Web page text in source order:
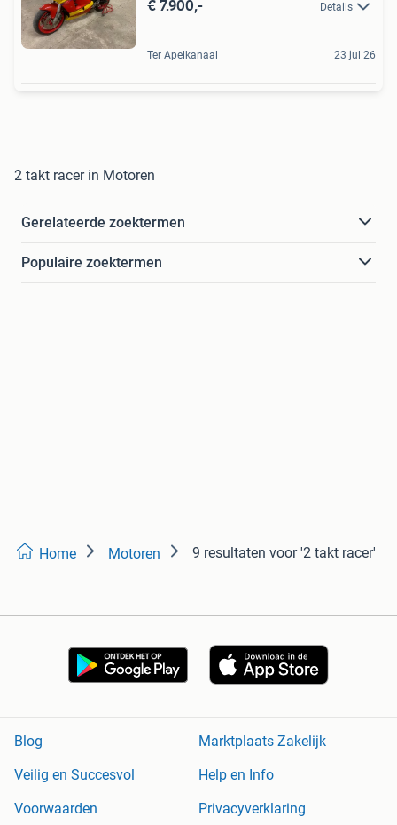
Details
Ter Apelkanaal 23 jul 26
2 takt racer in Motoren
Gerelateerde zoektermen
Populaire zoektermen
Home Motoren 9 resultaten voor '2 takt racer'
Blog
Marktplaats Zakelijk
Veilig en Succesvol
Help en Info
Voorwaarden
Privacyverklaring